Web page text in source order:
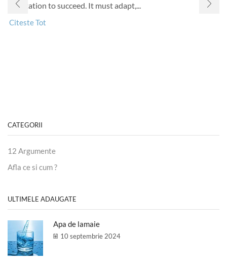
reputation to succeed. It must adapt,...
Citeste Tot
CATEGORII
12 Argumente
Afla ce si cum ?
ULTIMELE ADAUGATE
Apa de lamaie
10 septembrie 2024